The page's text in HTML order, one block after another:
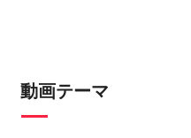
動画テーマ